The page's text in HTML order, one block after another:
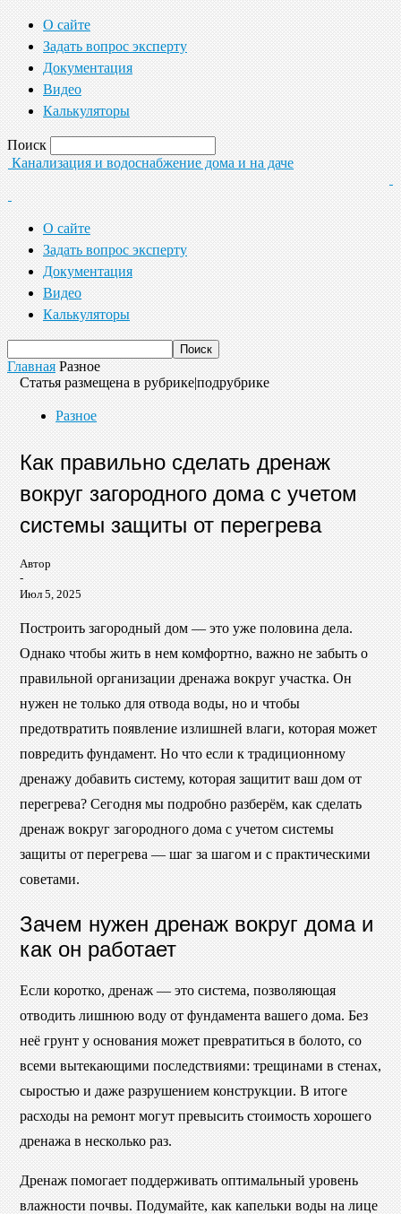
О сайте
Задать вопрос эксперту
Документация
Видео
Калькуляторы
Поиск
Канализация и водоснабжение дома и на даче
О сайте
Задать вопрос эксперту
Документация
Видео
Калькуляторы
Главная Разное
Статья размещена в рубрике|подрубрике
Разное
Как правильно сделать дренаж
вокруг загородного дома с учетом
системы защиты от перегрева
Автор
-
Июл 5, 2025
Построить загородный дом — это уже половина дела.
Однако чтобы жить в нем комфортно, важно не забыть о
правильной организации дренажа вокруг участка. Он
нужен не только для отвода воды, но и чтобы
предотвратить появление излишней влаги, которая может
повредить фундамент. Но что если к традиционному
дренажу добавить систему, которая защитит ваш дом от
перегрева? Сегодня мы подробно разберём, как сделать
дренаж вокруг загородного дома с учетом системы
защиты от перегрева — шаг за шагом и с практическими
советами.
Зачем нужен дренаж вокруг дома и
как он работает
Если коротко, дренаж — это система, позволяющая
отводить лишнюю воду от фундамента вашего дома. Без
неё грунт у основания может превратиться в болото, со
всеми вытекающими последствиями: трещинами в стенах,
сыростью и даже разрушением конструкции. В итоге
расходы на ремонт могут превысить стоимость хорошего
дренажа в несколько раз.
Дренаж помогает поддерживать оптимальный уровень
влажности почвы. Подумайте, как капельки воды на лице